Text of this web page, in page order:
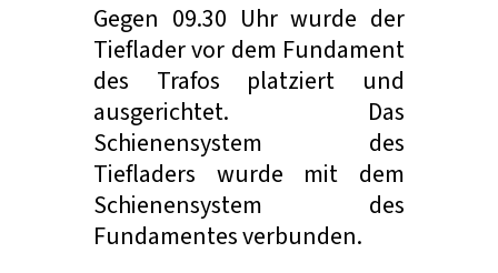
Gegen 09.30 Uhr wurde der
Tieflader vor dem Fundament
des Trafos platziert und
ausgerichtet. Das
Schienensystem des
Tiefladers wurde mit dem
Schienensystem des
Fundamentes verbunden.